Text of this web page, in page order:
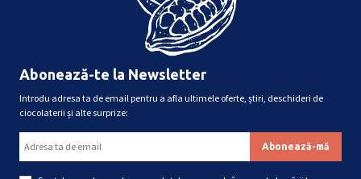
Abonează-te la Newsletter
Introdu adresa ta de email pentru a afla ultimele oferte, știri, deschideri de
ciocolaterii și alte surprize: